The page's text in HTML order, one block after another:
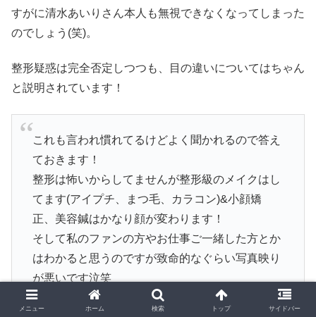
すがに清水あいりさん本人も無視できなくなってしまった
のでしょう(笑)。
整形疑惑は完全否定しつつも、目の違いについてはちゃん
と説明されています！
これも言われ慣れてるけどよく聞かれるので答え
ておきます！
整形は怖いからしてませんが整形級のメイクはし
てます(アイプチ、まつ毛、カラコン)&小顔矯
正、美容鍼はかなり顔が変わります！
そして私のファンの方やお仕事ご一緒した方とか
はわかると思うのですが致命的なぐらい写真映り
が悪いです泣笑
— 清水あいり (@airishimizu) 2019年2月12日
メニュー ホーム 検索 トップ サイドバー